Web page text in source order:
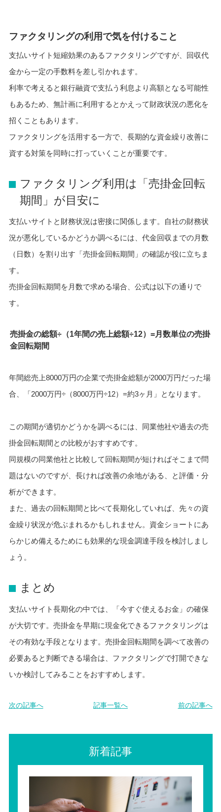
ファクタリングの利用で気を付けること
支払いサイト短縮効果のあるファクタリングですが、回収代
金から一定の手数料を差し引かれます。
利率で考えると銀行融資で支払う利息より高額となる可能性
もあるため、無計画に利用するとかえって財政状況の悪化を
招くこともあります。
ファクタリングを活用する一方で、長期的な資金繰り改善に
資する対策を同時に打っていくことが重要です。
ファクタリング利用は「売掛金回転
期間」が目安に
支払いサイトと財務状況は密接に関係します。自社の財務状
況が悪化しているかどうか調べるには、代金回収までの月数
（日数）を割り出す「売掛金回転期間」の確認が役に立ちま
す。
売掛金回転期間を月数で求める場合、公式は以下の通りで
す。
売掛金の総額÷（1年間の売上総額÷12）=月数単位の売掛
金回転期間
年間総売上8000万円の企業で売掛金総額が2000万円だった場
合、「2000万円÷（8000万円÷12）=約3ヶ月」となります。
この期間が適切かどうかを調べるには、同業他社や過去の売
掛金回転期間との比較がおすすめです。
同規模の同業他社と比較して回転期間が短ければそこまで問
題はないのですが、長ければ改善の余地がある、と評価・分
析ができます。
また、過去の回転期間と比べて長期化していれば、先々の資
金繰り状況が危ぶまれるかもしれません。資金ショートにあ
らかじめ備えるためにも効果的な現金調達手段を検討しまし
ょう。
まとめ
支払いサイト長期化の中では、「今すぐ使えるお金」の確保
が大切です。売掛金を早期に現金化できるファクタリングは
その有効な手段となります。売掛金回転期間を調べて改善の
必要あると判断できる場合は、ファクタリングで打開できな
いか検討してみることをおすすめします。
次の記事へ 記事一覧へ 前の記事へ
新着記事